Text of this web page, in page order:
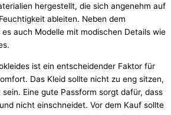
hergestellt, die sich angenehm auf
ableiten. Neben dem
auch Modelle mit modischen Details wie
ist ein entscheidender Faktor für
Das Kleid sollte nicht zu eng sitzen,
Eine gute Passform sorgt dafür, dass
nicht einschneidet. Vor dem Kauf sollte